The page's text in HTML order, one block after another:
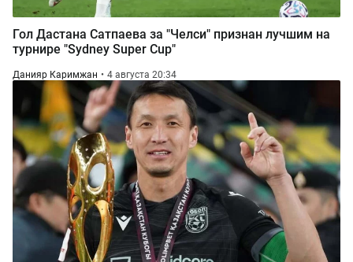
Гол Дастана Сатпаева за "Челси" признан лучшим на
турнире "Sydney Super Cup"
Данияр Каримжан 4 августа 20:34